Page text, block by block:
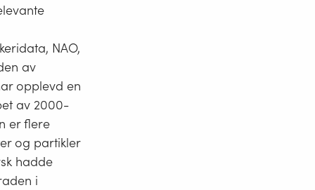
NAO,
av
opplevd en
av 2000-
er flere
og partikler
hadde
i